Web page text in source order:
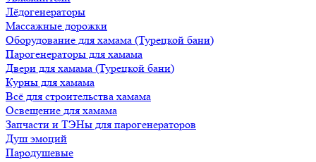
Лёдогенераторы
Массажные дорожки
Оборудование для хамама (Турецкой бани)
Парогенераторы для хамама
Двери для хамама (Турецкой бани)
Курны для хамама
Всё для строительства хамама
Освещение для хамама
Запчасти и ТЭНы для парогенераторов
Душ эмоций
Пародушевые